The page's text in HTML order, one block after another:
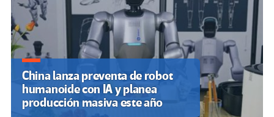
China lanza preventa de robot
humanoide con IA y planea
producción masiva este año